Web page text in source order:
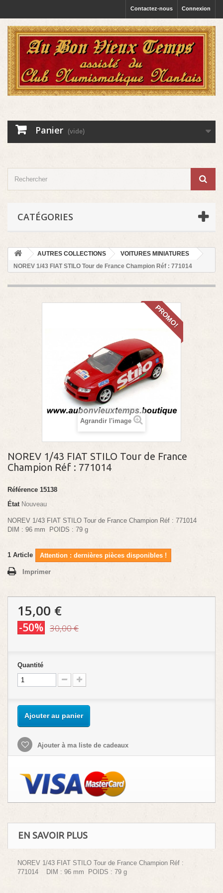
Connexion
Contactez-nous
Panier (vide)
CATÉGORIES
AUTRES COLLECTIONS
VOITURES MINIATURES
NOREV 1/43 FIAT STILO Tour de France Champion Réf : 771014
PROMO!
Agrandir l'image
NOREV 1/43 FIAT STILO Tour de France
Champion Réf : 771014
Référence 15138
État Nouveau
NOREV 1/43 FIAT STILO Tour de France Champion Réf : 771014
DIM : 96 mm POIDS : 79 g
1 Article Attention : dernières pièces disponibles !
Imprimer
15,00 €
-50% 30,00 €
Quantité
Ajouter au panier
Ajouter à ma liste de cadeaux
EN SAVOIR PLUS
NOREV 1/43 FIAT STILO Tour de France Champion Réf :
771014 DIM : 96 mm POIDS : 79 g